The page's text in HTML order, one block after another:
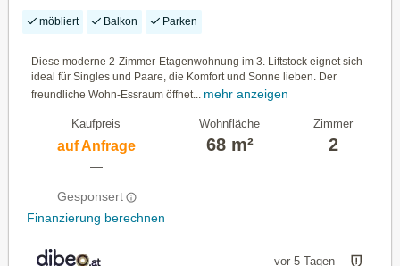
VERMIETUNG
möbliert Balkon Parken
Diese moderne 2-Zimmer-Etagenwohnung im 3. Liftstock eignet sich
ideal für Singles und Paare, die Komfort und Sonne lieben. Der
freundliche Wohn-Essraum öffnet... mehr anzeigen
Kaufpreis
auf Anfrage
—
Gesponsert
Finanzierung berechnen
Wohnfläche
68 m²
Zimmer
2
vor 5 Tagen